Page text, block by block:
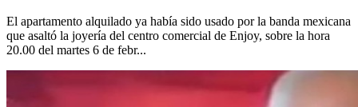
El apartamento alquilado ya había sido usado por la banda mexicana
que asaltó la joyería del centro comercial de Enjoy, sobre la hora
20.00 del martes 6 de febr...